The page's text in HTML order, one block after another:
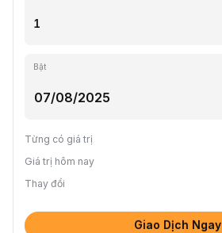
Bật
Từng có giá trị
Giá trị hôm nay
Thay đổi
Giao Dịch Ngay